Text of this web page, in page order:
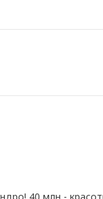
40 млн -